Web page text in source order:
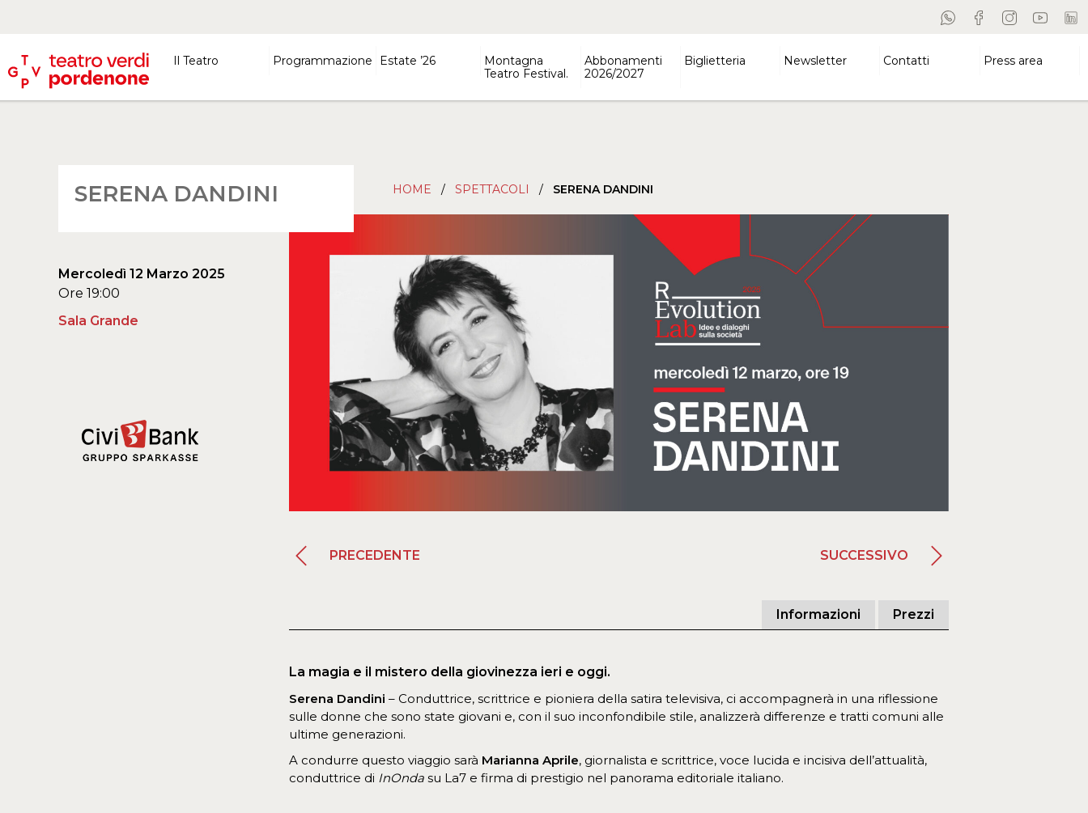
Il Teatro Programmazione Estate ’26
Montagna
Teatro Festival.
Abbonamenti
2026/2027
Biglietteria Newsletter Contatti Press area
SERENA DANDINI
Mercoledì 12 Marzo 2025
Ore 19:00
Sala Grande
HOME / SPETTACOLI / SERENA DANDINI
PRECEDENTE SUCCESSIVO
Informazioni Prezzi
La magia e il mistero della giovinezza ieri e oggi.
Serena Dandini – Conduttrice, scrittrice e pioniera della satira televisiva, ci accompagnerà in una riflessione
sulle donne che sono state giovani e, con il suo inconfondibile stile, analizzerà differenze e tratti comuni alle
ultime generazioni.
A condurre questo viaggio sarà Marianna Aprile, giornalista e scrittrice, voce lucida e incisiva dell’attualità,
conduttrice di InOnda su La7 e firma di prestigio nel panorama editoriale italiano.